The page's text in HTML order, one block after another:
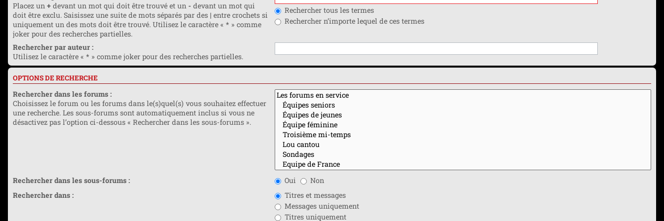
Placez un + devant un mot qui doit être trouvé et un - devant un mot qui
doit être exclu. Saisissez une suite de mots séparés par des | entre crochets si
uniquement un des mots doit être trouvé. Utilisez le caractère « * » comme
joker pour des recherches partielles.
Rechercher tous les termes
Rechercher n’importe lequel de ces termes
Rechercher par auteur :
Utilisez le caractère « * » comme joker pour des recherches partielles.
OPTIONS DE RECHERCHE
Rechercher dans les forums :
Choisissez le forum ou les forums dans le(s)quel(s) vous souhaitez effectuer
une recherche. Les sous-forums sont automatiquement inclus si vous ne
désactivez pas l’option ci-dessous « Rechercher dans les sous-forums ».
Rechercher dans les sous-forums : Oui
Non
Rechercher dans :
Titres et messages
Messages uniquement
Titres uniquement